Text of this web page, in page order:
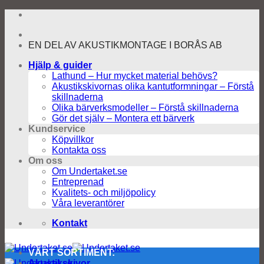
Skip
content
EN DEL AV AKUSTIKMONTAGE I BORÅS AB
Hjälp & guider
Lathund – Hur mycket material behövs?
Akustikskivornas olika kantutformningar – Förstå
skillnaderna
Olika bärverksmodeller – Förstå skillnaderna
Gör det själv – Montera ett bärverk
Kundservice
Köpvillkor
Kontakta oss
Om oss
Om Undertaket.se
Entreprenad
Kvalitets- och miljöpolicy
Våra leverantörer
Kontakt
VÅRT SORTIMENT: